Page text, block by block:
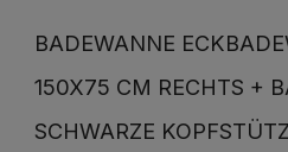
BADEWANNE
150X75 CM RECHTS +
SCHWARZE